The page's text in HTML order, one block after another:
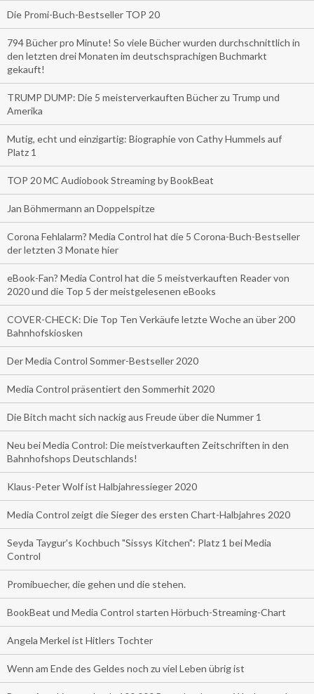
Die Promi-Buch-Bestseller TOP 20
794 Bücher pro Minute! So viele Bücher wurden durchschnittlich in
den letzten drei Monaten im deutschsprachigen Buchmarkt
gekauft!
TRUMP DUMP: Die 5 meisterverkauften Bücher zu Trump und
Amerika
Mutig, echt und einzigartig: Biographie von Cathy Hummels auf
Platz 1
TOP 20 MC Audiobook Streaming by BookBeat
Jan Böhmermann an Doppelspitze
Corona Fehlalarm? Media Control hat die 5 Corona-Buch-Bestseller
der letzten 3 Monate hier
eBook-Fan? Media Control hat die 5 meistverkauften Reader von
2020 und die Top 5 der meistgelesenen eBooks
COVER-CHECK: Die Top Ten Verkäufe letzte Woche an über 200
Bahnhofskiosken
Der Media Control Sommer-Bestseller 2020
Media Control präsentiert den Sommerhit 2020
Die Bitch macht sich nackig aus Freude über die Nummer 1
Neu bei Media Control: Die meistverkauften Zeitschriften in den
Bahnhofshops Deutschlands!
Klaus-Peter Wolf ist Halbjahressieger 2020
Media Control zeigt die Sieger des ersten Chart-Halbjahres 2020
Seyda Taygur's Kochbuch "Sissys Kitchen": Platz 1 bei Media
Control
Promibuecher, die gehen und die stehen.
BookBeat und Media Control starten Hörbuch-Streaming-Chart
Angela Merkel ist Hitlers Tochter
Wenn am Ende des Geldes noch zu viel Leben übrig ist